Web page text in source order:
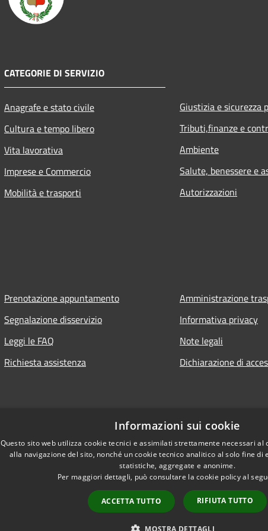
CATEGORIE DI SERVIZIO
Anagrafe e stato civile
Cultura e tempo libero
Vita lavorativa
Imprese e Commercio
Mobilità e trasporti
Giustizia e sicurezza
Tributi,finanze e
Ambiente
Salute, benessere e
Autorizzazioni
Prenotazione appuntamento
Segnalazione disservizio
Leggi le FAQ
Richiesta assistenza
Amministrazione
Informativa privacy
Note legali
Dichiarazione di
Copyright © 2026
Informazioni sui cookie
Questo sito web utilizza cookie tecnici e assimilati strettamente necessari al
alla navigazione del sito, nonché un cookie tecnico analitico al solo fine
statistiche, aggregate e anonime.
Per maggiori dettagli, può consultare la cookie policy al
ACCETTA TUTTO RIFIUTA TUTTO
MOSTRA DETTAGLI